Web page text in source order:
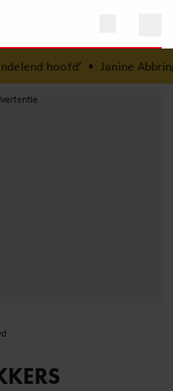
hoofd’• Janine Abbring